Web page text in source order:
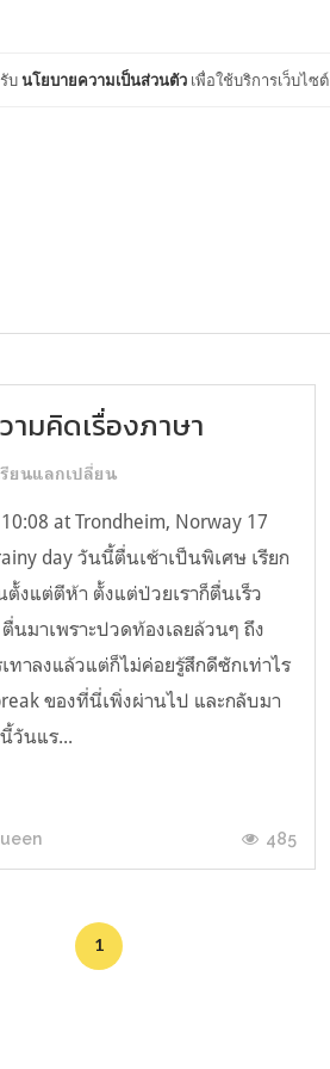
บนโยบายความเป็นส่วนตัว เพื่อใช้บริการเว็บไซต์
ามคิดเรื่องภาษา
ยนแลกเปลี่ยน
at Trondheim, Norway 17
day วันนี้ตื่นเช้าเป็นพิเศษ เรียก
ตั้งแต่ตีห้า ตั้งแต่ป่วยเราก็ตื่นเร็ว
นมาเพราะปวดท้องเลยล้วนๆ ถึง
เทาลงแล้วแต่ก็ไม่ค่อยรู้สึกดีซักเท่าไร
ของที่นี่เพิ่งผ่านไป และกลับมา
วันแร...
485
1